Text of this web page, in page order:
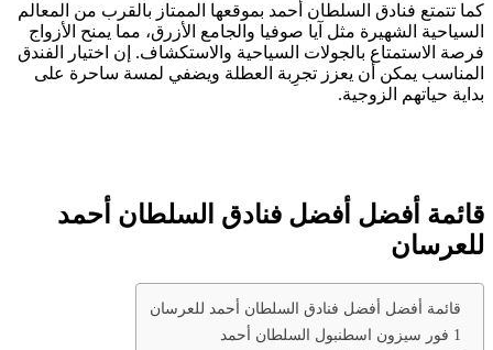
كما تتمتع فنادق السلطان أحمد بموقعها الممتاز بالقرب من المعالم
السياحية الشهيرة مثل آيا صوفيا والجامع الأزرق، مما يمنح الأزواج
فرصة الاستمتاع بالجولات السياحية والاستكشاف. إن اختيار الفندق
المناسب يمكن أن يعزز تجرِبة العطلة ويضفي لمسة ساحرة على
بداية حياتهم الزوجية.
قائمة أفضل أفضل فنادق السلطان أحمد
للعرسان
قائمة أفضل أفضل فنادق السلطان أحمد للعرسان
1 فور سيزون اسطنبول السلطان أحمد